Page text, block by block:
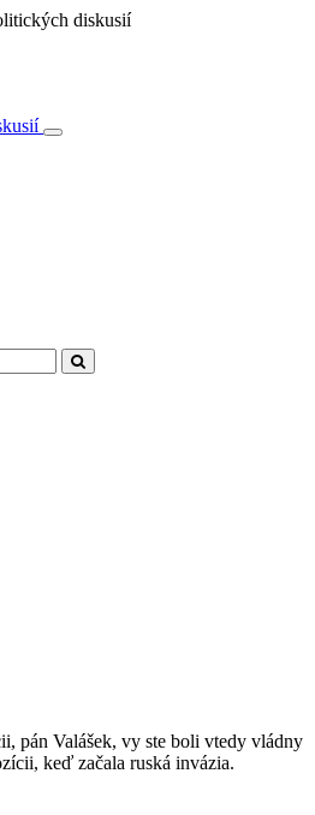
diskusií
pán Valášek, vy ste boli vtedy vládny
keď začala ruská invázia.